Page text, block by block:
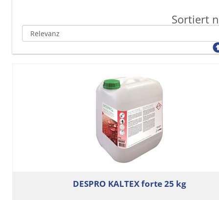
Sortiert
DESPRO KALTEX forte 25 kg